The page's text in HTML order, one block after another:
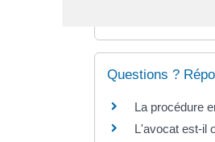
Questions ?
La procédure
L'avocat est-il